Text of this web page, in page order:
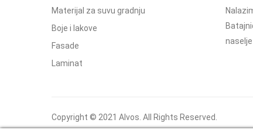
Materijal za suvu gradnju
Boje i lakove
Fasade
Laminat
Copyright © 2021 Alvos. All Rights Reserved.
Izrada internet prodavnice i SEO - Web Business